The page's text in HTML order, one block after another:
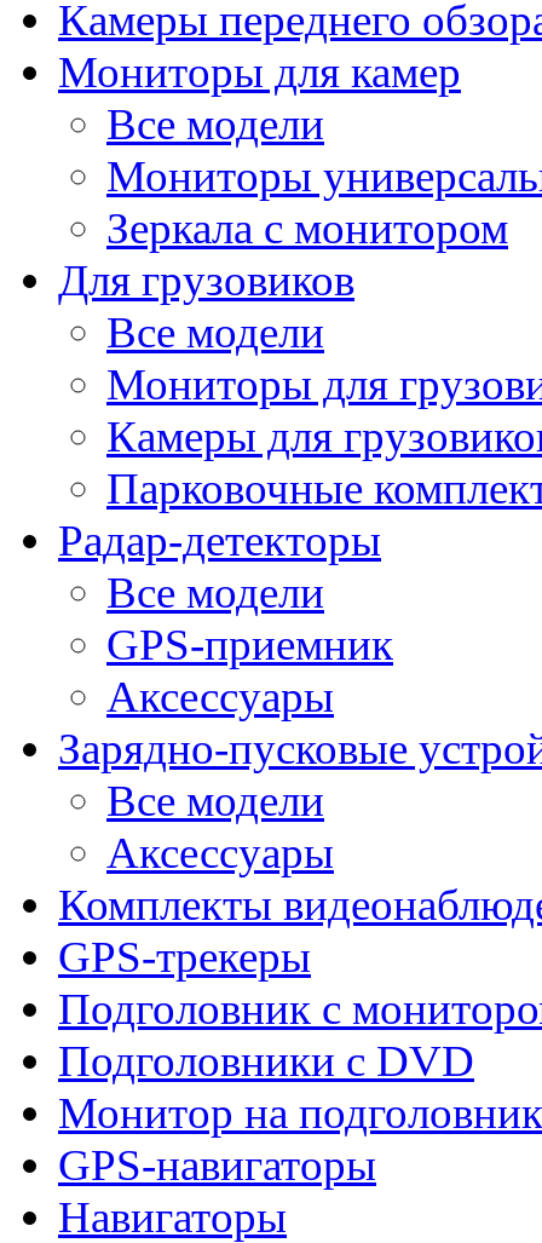
Камеры переднего
Мониторы для камер
Все модели
Мониторы
Зеркала с монитором
Для грузовиков
Все модели
Мониторы для
Камеры для
Парковочные
Радар-детекторы
Все модели
GPS-приемник
Аксессуары
Зарядно-пусковые
Все модели
Аксессуары
Комплекты
GPS-трекеры
Подголовник с
Подголовники с DVD
Монитор на подголовник
GPS-навигаторы
Навигаторы